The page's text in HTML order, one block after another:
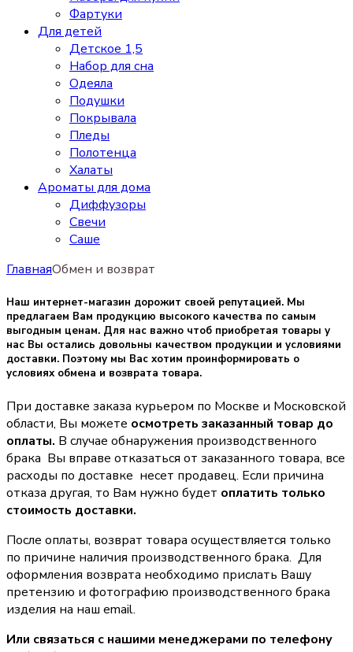
Фартуки
Для детей
Детское 1,5
Набор для сна
Одеяла
Подушки
Покрывала
Пледы
Полотенца
Халаты
Ароматы для дома
Диффузоры
Свечи
Cаше
ГлавнаяОбмен и возврат
Наш интернет-магазин дорожит своей репутацией. Мы
предлагаем Вам продукцию высокого качества по самым
выгодным ценам. Для нас важно чтоб приобретая товары у
нас Вы остались довольны качеством продукции и условиями
доставки. Поэтому мы Вас хотим проинформировать о
условиях обмена и возврата товара.
При доставке заказа курьером по Москве и Московской
области, Вы можете осмотреть заказанный товар до
оплаты. В случае обнаружения производственного
брака Вы вправе отказаться от заказанного товара, все
расходы по доставке несет продавец. Если причина
отказа другая, то Вам нужно будет оплатить только
стоимость доставки.
После оплаты, возврат товара осуществляется только
по причине наличия производственного брака. Для
оформления возврата необходимо прислать Вашу
претензию и фотографию производственного брака
изделия на наш email.
Или связаться с нашими менеджерами по телефону